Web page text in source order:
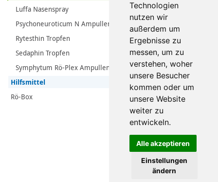
Technologien
nutzen wir
außerdem um
Ergebnisse zu
messen, um zu
verstehen, woher
unsere Besucher
kommen oder um
unsere Website
weiter zu
entwickeln.
Alle akzeptieren
Einstellungen
ändern
Luffa Nasenspray
Psychoneuroticum N Ampullen
Rytesthin Tropfen
Sedaphin Tropfen
Symphytum Rö-Plex Ampullen
Hilfsmittel
Rö-Box